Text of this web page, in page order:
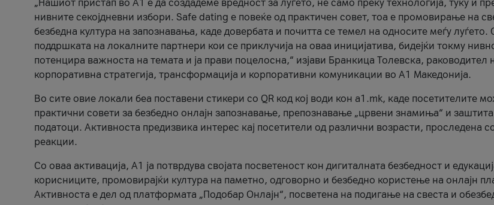
„Нашиот пристап во А1 е да создадеме вредност за луѓето, не само преку технологија, туку и
нивните секојдневни избори. Safe dating е повеќе од практичен совет, тоа е промовирање на
безбедна култура на запознавања, каде довербата и почитта се темел на односите меѓу
поддршката на локалните партнери кои се приклучија на оваа иницијатива, бидејќи токму
потенцира важноста на темата и ја прави поцелосна,“ изјави Бранкица Толевска, раководител
корпоративна стратегија, трансформација и корпоративни комуникации во А1 Македонија.
Во сите овие локали беа поставени стикери со QR код кој води кон a1.mk, каде посетителите
практични совети за безбедно онлајн запознавање, препознавање „црвени знамиња“ и
податоци. Активноста предизвика интерес кај посетители од различни возрасти, проследена
реакции.
Со оваа активација, А1 ја потврдува својата посветеност кон дигиталната безбедност и
корисниците, промовирајќи култура на паметно, одговорно и безбедно користење на онлајн
Активноста е дел од платформата „Подобар Онлајн“, посветена на подигање на свеста и